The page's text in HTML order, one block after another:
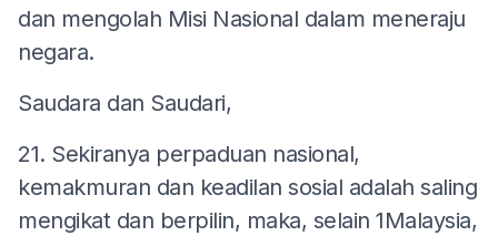
dan mengolah Misi Nasional dalam meneraju
negara.
Saudara dan Saudari,
21. Sekiranya perpaduan nasional,
kemakmuran dan keadilan sosial adalah saling
mengikat dan berpilin, maka, selain 1Malaysia,